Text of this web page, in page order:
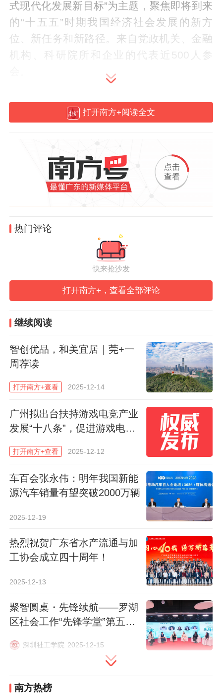
式现代化发展新目标”为主题，聚焦即将到来
的“十五五”时期我国经济社会发展的新方
位、新任务和新路径。来自党政机关、金融
机构、科研院所和企业的代表近500人参
从一部五年规划读懂中国式现代化，正在成
为观察中国经济走向的重要窗口。“十五
五”时期，我国将处在建设现代化产业体系、
推动科技自立自强、培育发展新质生产力的
关键阶段，既面临全球格局深刻演变带来的
不确定性，也蕴含一系列结构性机遇。本次
大讲坛正是在这样的时间节点上举办，聚
焦“未来五年怎么看、怎么干”这一共同关
切，搭建起政银企媒多方对话的平台。
活动现场，著名经济学家、清华大学文化经
济研究院院长魏杰应邀作主旨演讲，围绕
《“十五五”与中国式现代化的动力重构 》作
系统阐释。他从国际环境变化、国内结构调
整和制度创新空间等方面，分析“十五五”时
期我国经济发展的关键着力点，研判未来五
年科技创新、产业升级、区域协调、共同富
裕等领域的重点方向，并就企业如何结合五
年规划优化中长期战略、提升自身竞争力提
出建议。在互动交流环节，企业、金融机构
和媒体代表围绕“新阶段的产业机会在哪
里”“如何避免新赛道上的同质化竞争”“民营经
济如何把握‘十五五’窗口期”等问题展开讨
论，对未来发展路径形成更多共识。
打开南方+阅读全文
热门评论
快来抢沙发
打开南方+，查看全部评论
继续阅读
智创优品，和美宜居｜莞+一
周荐读
打开南方+查看 2025-12-14
广州拟出台扶持游戏电竞产业
发展“十八条”，促进游戏电竞
打开南方+查看 2025-12-12
车百会张永伟：明年我国新能
源汽车销量有望突破2000万辆
2025-12-19
热烈祝贺广东省水产流通与加
工协会成立四十周年！
2025-12-13
聚智圆桌・先锋续航——罗湖
区社会工作“先锋学堂”第五期
深圳社工学院 2025-12-15
南方热榜